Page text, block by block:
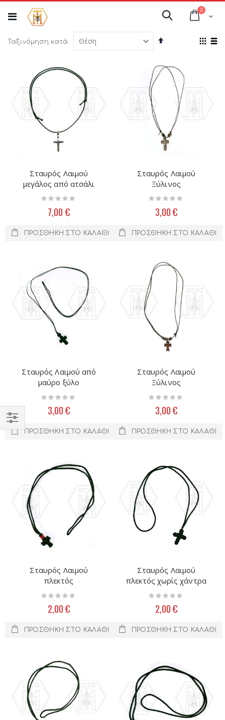
στο
περιεχόμενο
Cart
0
Αναζήτηση
Ταξινόμηση κατά
Φθίνουσα
Σταυρός Λαιμού
μεγάλος από ατσάλι
Rating:
7,00 €
ΠΡΟΣΘΉΚΗ ΣΤΟ ΚΑΛΆΘΙ
Σταυρός Λαιμού
Ξύλινος
Rating:
3,00 €
ΠΡΟΣΘΉΚΗ ΣΤΟ ΚΑΛΆΘΙ
Σταυρός Λαιμού από
μαύρο ξύλο
Rating:
3,00 €
ΠΡΟΣΘΉΚΗ ΣΤΟ ΚΑΛΆΘΙ
Σταυρός Λαιμού
Ξύλινος
Rating:
3,00 €
ΠΡΟΣΘΉΚΗ ΣΤΟ ΚΑΛΆΘΙ
Σταυρός Λαιμού
πλεκτός
Rating:
2,00 €
ΠΡΟΣΘΉΚΗ ΣΤΟ ΚΑΛΆΘΙ
Σταυρός Λαιμού
πλεκτός χωρίς χάντρα
Rating:
2,00 €
ΠΡΟΣΘΉΚΗ ΣΤΟ ΚΑΛΆΘΙ
Filter